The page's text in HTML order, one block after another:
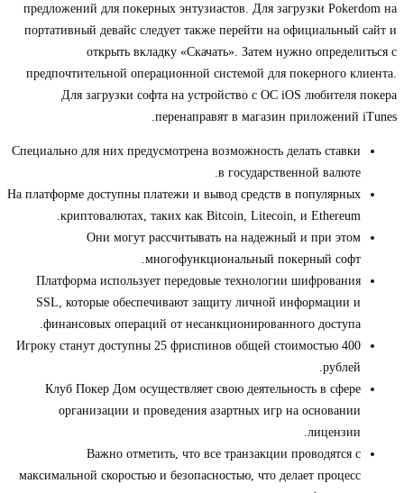
предложений для покерных энтузиастов. Для загрузки Pokerdom на
портативный девайс следует также перейти на официальный сайт и
открыть вкладку «Скачать». Затем нужно определиться с
предпочтительной операционной системой для покерного клиента.
Для загрузки софта на устройство с ОС iOS любителя покера
перенаправят в магазин приложений iTunes.
Специально для них предусмотрена возможность делать ставки
в государственной валюте.
На платформе доступны платежи и вывод средств в популярных
криптовалютах, таких как Bitcoin, Litecoin, и Ethereum.
Они могут рассчитывать на надежный и при этом
многофункциональный покерный софт.
Платформа использует передовые технологии шифрования
SSL, которые обеспечивают защиту личной информации и
финансовых операций от несанкционированного доступа.
Игроку станут доступны 25 фриспинов общей стоимостью 400
рублей.
Клуб Покер Дом осуществляет свою деятельность в сфере
организации и проведения азартных игр на основании
лицензии.
Важно отметить, что все транзакции проводятся с
максимальной скоростью и безопасностью, что делает процесс